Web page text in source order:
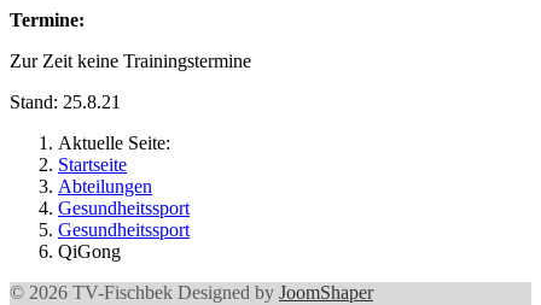
Termine:
Zur Zeit keine Trainingstermine
Stand: 25.8.21
Aktuelle Seite:
Startseite
Abteilungen
Gesundheitssport
Gesundheitssport
QiGong
© 2026 TV-Fischbek Designed by JoomShaper